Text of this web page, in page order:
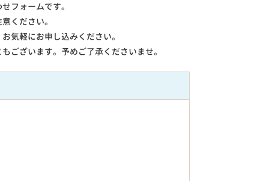
フォームです。
ください。
気軽にお申し込みください。
ございます。予めご了承くださいませ。